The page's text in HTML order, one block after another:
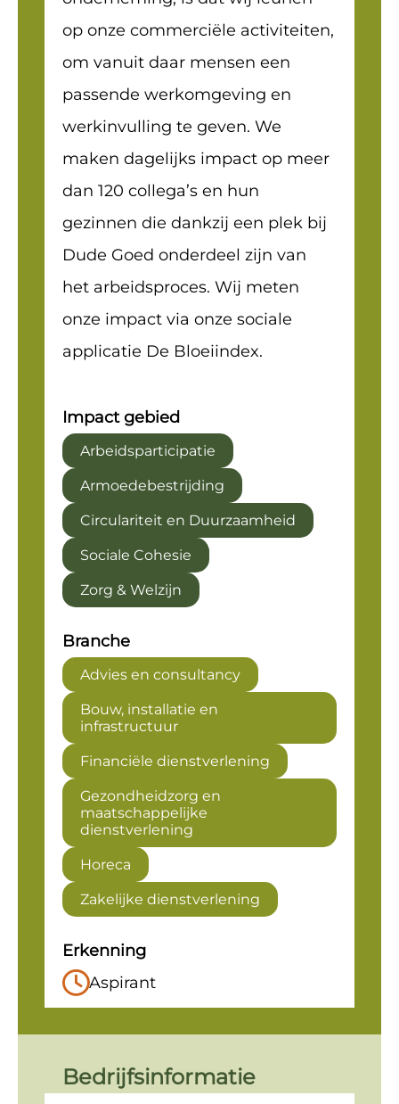
op onze commerciële activiteiten,
om vanuit daar mensen een
passende werkomgeving en
werkinvulling te geven. We
maken dagelijks impact op meer
dan 120 collega’s en hun
gezinnen die dankzij een plek bij
Dude Goed onderdeel zijn van
het arbeidsproces. Wij meten
onze impact via onze sociale
applicatie De Bloeiindex.
Impact gebied
Arbeidsparticipatie
Armoedebestrijding
Circulariteit en Duurzaamheid
Sociale Cohesie
Zorg & Welzijn
Branche
Advies en consultancy
Bouw, installatie en
infrastructuur
Financiële dienstverlening
Gezondheidzorg en
maatschappelijke
dienstverlening
Horeca
Zakelijke dienstverlening
Erkenning
Aspirant
Bedrijfsinformatie